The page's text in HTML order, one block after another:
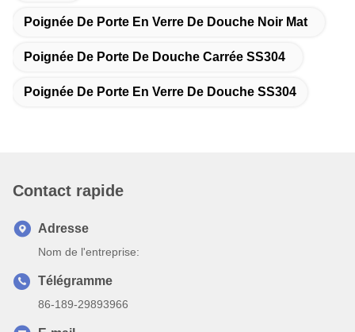
Poignée De Porte En Verre De Douche Noir Mat
Poignée De Porte De Douche Carrée SS304
Poignée De Porte En Verre De Douche SS304
Contact rapide
Adresse
Nom de l'entreprise:
Télégramme
86-189-29893966